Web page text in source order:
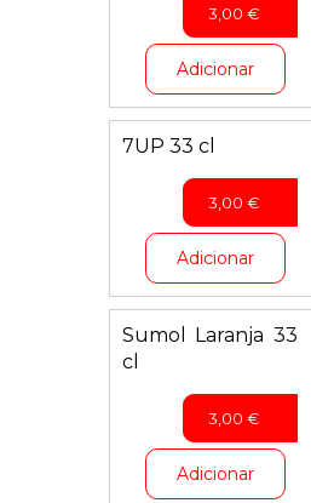
3,00 €
Adicionar
7UP 33 cl
3,00 €
Adicionar
Sumol Laranja 33
cl
3,00 €
Adicionar